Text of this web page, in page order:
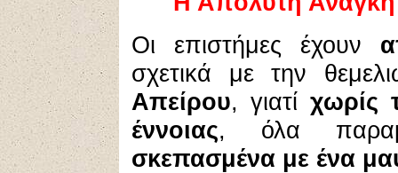
Οι επιστήμες έχουν
σχετικά με την
Απείρου, γιατί χωρίς
έννοιας, όλα
σκεπασμένα με ένα